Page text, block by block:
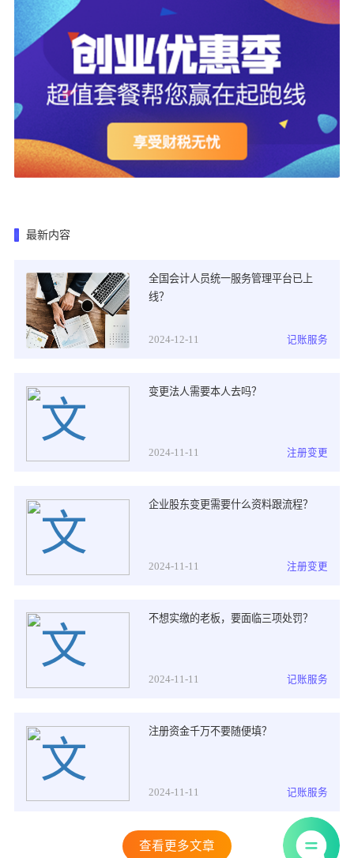
最新内容
全国会计人员统一服务管理平台已上
线？
2024-12-11 记账服务
变更法人需要本人去吗？
2024-11-11 注册变更
企业股东变更需要什么资料跟流程？
2024-11-11 注册变更
不想实缴的老板，要面临三项处罚？
2024-11-11 记账服务
注册资金千万不要随便填？
2024-11-11 记账服务
查看更多文章